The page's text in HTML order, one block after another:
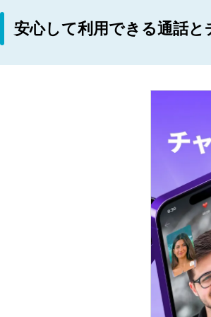
安心して利用できる通話と